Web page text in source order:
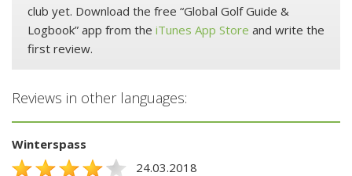
club yet. Download the free “Global Golf Guide &
Logbook” app from the iTunes App Store and write the
first review.
Reviews in other languages:
Winterspass
24.03.2018